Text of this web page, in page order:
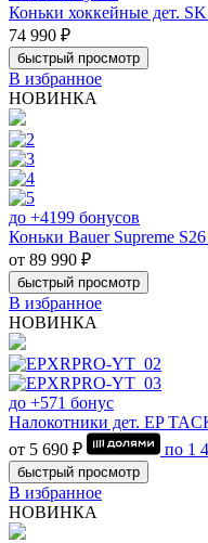
Коньки хоккейные дет.
74 990 ₽
быстрый просмотр
В избранное
НОВИНКА
до +4199 бонусов
Коньки Bauer Supreme S26
от 89 990 ₽
быстрый просмотр
В избранное
НОВИНКА
до +571 бонус
Налокотники дет. EP
от 5 690 ₽
по 1
быстрый просмотр
В избранное
НОВИНКА